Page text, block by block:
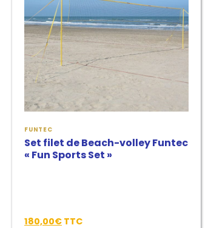
FUNTEC
Set filet de Beach-volley Funtec
« Fun Sports Set »
180,00€ TTC